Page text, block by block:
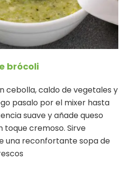
brócoli
cebolla, caldo de vegetales y
pasalo por el mixer hasta
suave y añade queso
cremoso. Sirve
una reconfortante sopa de